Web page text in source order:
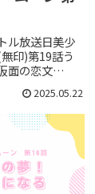
ル放送日美少
印)第19話う
面の恋文
んなネフライ
ライトの終わ
ト その1：ネフ
...
2025.05.22